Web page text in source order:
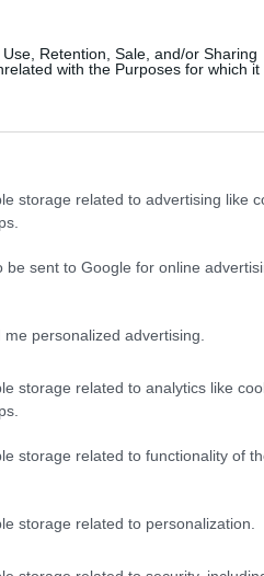
Retention, Sale, and/or Sharing
with the Purposes for which it
storage related to advertising like
be sent to Google for online
personalized advertising.
storage related to analytics like
storage related to functionality of
storage related to personalization.
menekül a Jota elől. Az utolsó
i kategóriagyőztes! Éles csata az
Ye Yifei, Robert Kubica
a Pro-Am győzelmét a
az új alkategóriát.
és Alessandro Pier Guidi
Corse Ferrarival.
#83-as AF Corse nyeri a Le Mans-